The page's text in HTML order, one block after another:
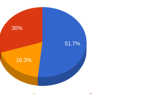
30%
18.3%
51.7%